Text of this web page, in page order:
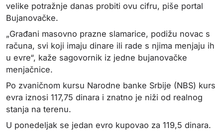
velike potražnje danas probiti ovu cifru, piše portal
Bujanovačke.
„Građani masovno prazne slamarice, podižu novac s
računa, svi koji imaju dinare ili rade s njima menjaju ih
u evre“, kaže sagovornik iz jedne bujanovačke
menjačnice.
Po zvaničnom kursu Narodne banke Srbije (NBS) kurs
evra iznosi 117,75 dinara i znatno je niži od realnog
stanja na terenu.
U ponedeljak se jedan evro kupovao za 119,5 dinara.